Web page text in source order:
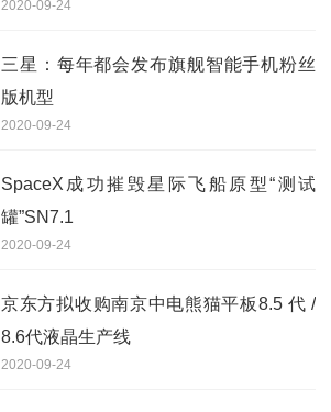
2020-09-24
三星：每年都会发布旗舰智能手机粉丝
版机型
2020-09-24
SpaceX成功摧毁星际飞船原型“测试
罐”SN7.1
2020-09-24
京东方拟收购南京中电熊猫平板8.5 代 /
8.6代液晶生产线
2020-09-24